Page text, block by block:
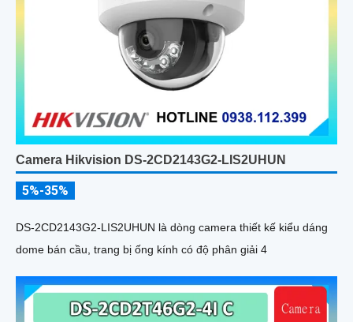
Camera Hikvision DS-2CD2143G2-LIS2UHUN
5%-35%
DS-2CD2143G2-LIS2UHUN là dòng camera thiết kế kiểu dáng
dome bán cầu, trang bị ống kính có độ phân giải 4